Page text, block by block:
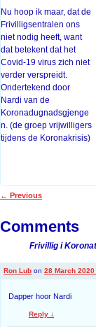
Nu hoop ik maar, dat de
Frivilligsentralen ons
niet nodig heeft, want
dat betekent dat het
Covid-19 virus zich niet
verder verspreidt.
Ondertekend door
Nardi van de
Koronadugnadsgjenge
n. (de groep vrijwilligers
tijdens de Koronakrisis)
← Previous
Comments
Frivillig i
Ron Lub on 28 March
Dapper hoor Nardi
Reply ↓